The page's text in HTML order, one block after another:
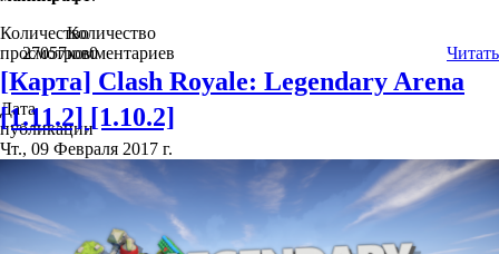
Количество
просмотров
27057
Количество
комментариев
0 Читать
[Карта] Clash Royale: Legendary Arena
[1.11.2] [1.10.2]
Дата
публикации
Чт., 09 Февраля 2017 г.